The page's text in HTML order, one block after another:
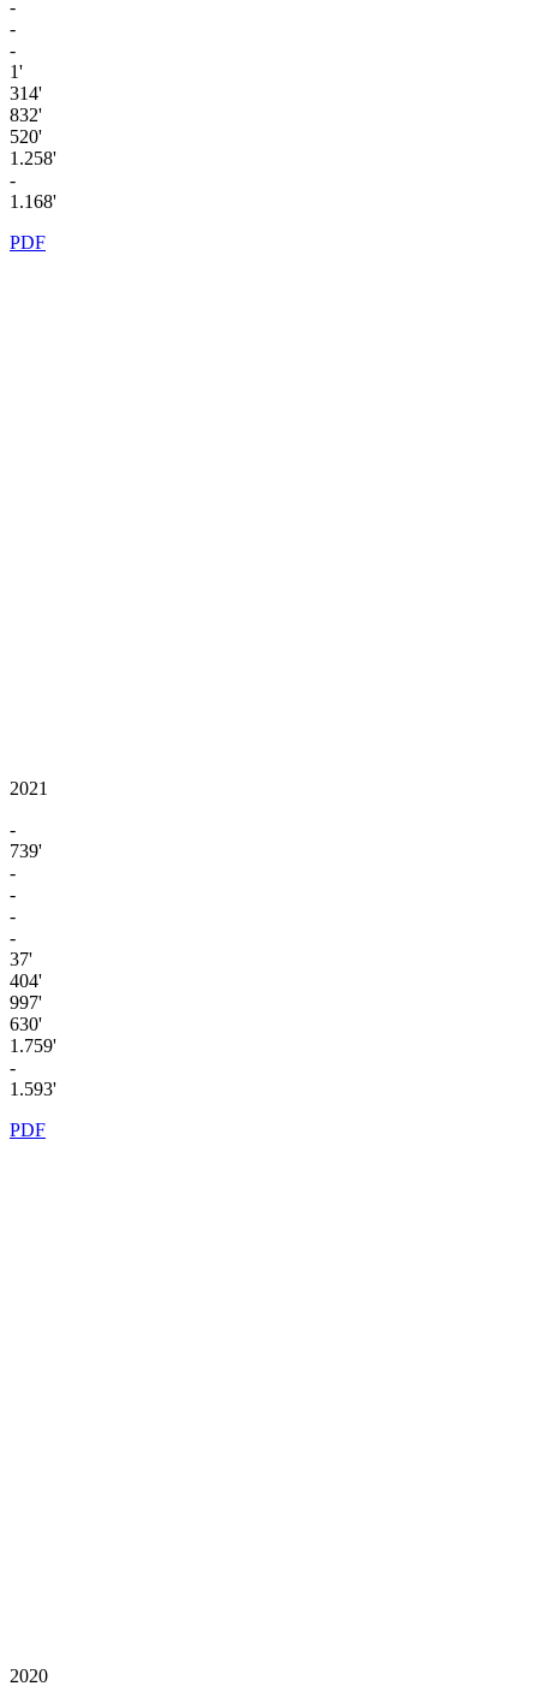
-
-
-
1'
314'
832'
520'
1.258'
-
1.168'
PDF
2021
-
739'
-
-
-
-
37'
404'
997'
630'
1.759'
-
1.593'
PDF
2020